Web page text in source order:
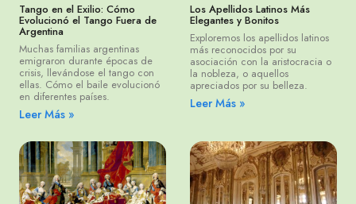
Tango en el Exilio: Cómo
Evolucionó el Tango Fuera de
Argentina
Muchas familias argentinas
emigraron durante épocas de
crisis, llevándose el tango con
ellas. Cómo el baile evolucionó
en diferentes países.
Leer Más »
Los Apellidos Latinos Más
Elegantes y Bonitos
Exploremos los apellidos latinos
más reconocidos por su
asociación con la aristocracia o
la nobleza, o aquellos
apreciados por su belleza.
Leer Más »